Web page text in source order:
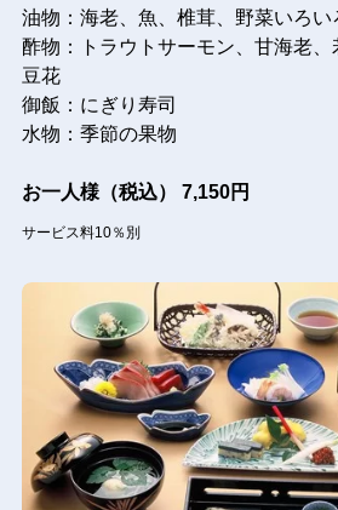
油物：海老、魚、椎茸、野菜いろい
酢物：トラウトサーモン、甘海老、
豆花
御飯：にぎり寿司
水物：季節の果物
お一人様（税込） 7,150円
サービス料10％別